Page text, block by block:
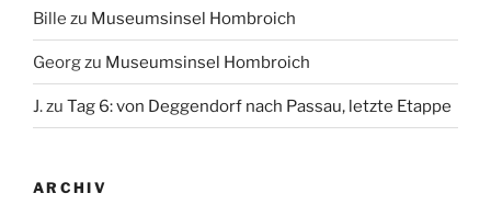
Bille zu Museumsinsel Hombroich
Georgzu Museumsinsel Hombroich
J.zu Tag 6: von Deggendorf nach Passau, letzte Etappe
ARCHIV